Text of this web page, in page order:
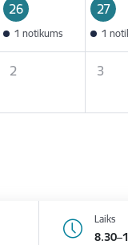
26
1 notikums
27
1
2 3
Laiks